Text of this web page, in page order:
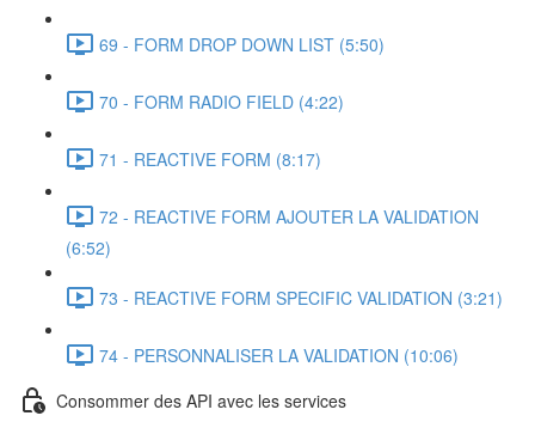
69 - FORM DROP DOWN LIST (5:50)
70 - FORM RADIO FIELD (4:22)
71 - REACTIVE FORM (8:17)
72 - REACTIVE FORM AJOUTER LA VALIDATION
(6:52)
73 - REACTIVE FORM SPECIFIC VALIDATION (3:21)
74 - PERSONNALISER LA VALIDATION (10:06)
Consommer des API avec les services